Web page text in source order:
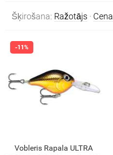
Šķirošana: Ražotājs · Cena
Vobleris Rapala ULTRA